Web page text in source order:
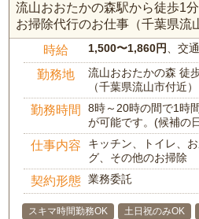
流山おおたかの森駅から徒歩1
お掃除代行のお仕事（千葉県流
時給 1,500〜1,860円、交
勤務地
流山おおたかの森 徒
（千葉県流山市付近）
勤務時間
8時～20時の間で1時
が可能です。(候補の
仕事内容
キッチン、トイレ、
グ、その他のお掃除
契約形態 業務委託
スキマ時間勤務OK 土日祝のみOK